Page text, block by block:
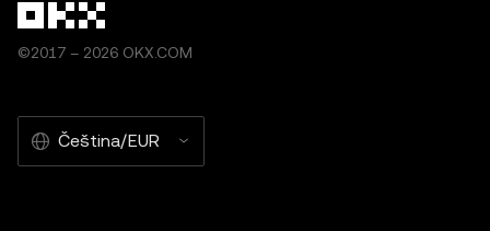
©2017 – 2026 OKX.COM
Čeština/EUR